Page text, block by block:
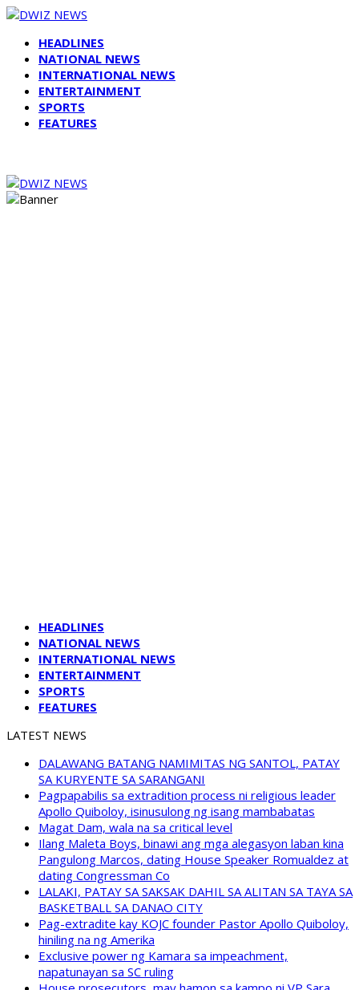
HEADLINES
NATIONAL NEWS
INTERNATIONAL NEWS
ENTERTAINMENT
SPORTS
FEATURES
HEADLINES
NATIONAL NEWS
INTERNATIONAL NEWS
ENTERTAINMENT
SPORTS
FEATURES
LATEST NEWS
DALAWANG BATANG NAMIMITAS NG SANTOL, PATAY
SA KURYENTE SA SARANGANI
Pagpapabilis sa extradition process ni religious leader
Apollo Quiboloy, isinusulong ng isang mambabatas
Magat Dam, wala na sa critical level
Ilang Maleta Boys, binawi ang mga alegasyon laban kina
Pangulong Marcos, dating House Speaker Romualdez at
dating Congressman Co
LALAKI, PATAY SA SAKSAK DAHIL SA ALITAN SA TAYA SA
BASKETBALL SA DANAO CITY
Pag-extradite kay KOJC founder Pastor Apollo Quiboloy,
hiniling na ng Amerika
Exclusive power ng Kamara sa impeachment,
napatunayan sa SC ruling